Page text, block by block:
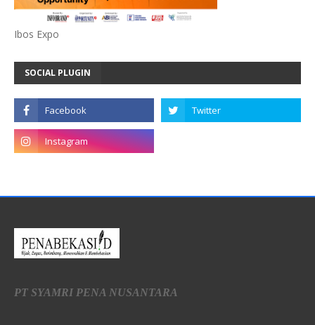
Ibos Expo
SOCIAL PLUGIN
PT SYAMRI PENA NUSANTARA